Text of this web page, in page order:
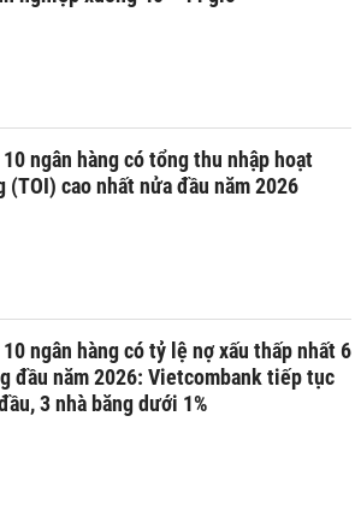
10 ngân hàng có tổng thu nhập hoạt
(TOI) cao nhất nửa đầu năm 2026
10 ngân hàng có tỷ lệ nợ xấu thấp nhất 6
đầu năm 2026: Vietcombank tiếp tục
3 nhà băng dưới 1%